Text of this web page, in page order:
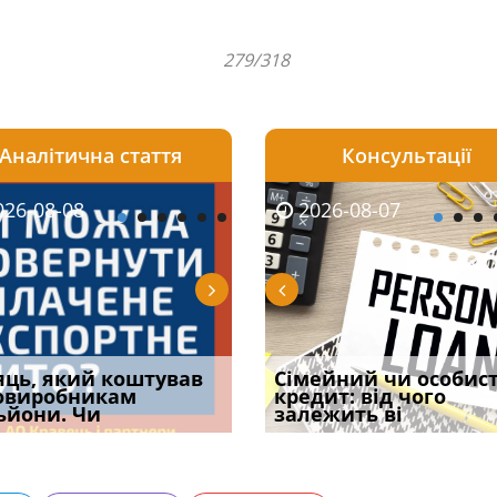
279/318
06
встановив для
шкоди
2026-08-06
Документи, на яких не
проставляється
апостиль: пер
Аналітична стаття
08-08
який коштував
Чи
2026-08-07
Огляд практики ВС від
Ростислава Кравця, що
опублі
Консультації
2026-08-05
потрібна ФОП
у 2026 році:
засто
2026-08-07
Сімейний чи
кредит: від чого
залежить ві
2026-07-30
Восьмий ААС
підтвердив, що
може скас